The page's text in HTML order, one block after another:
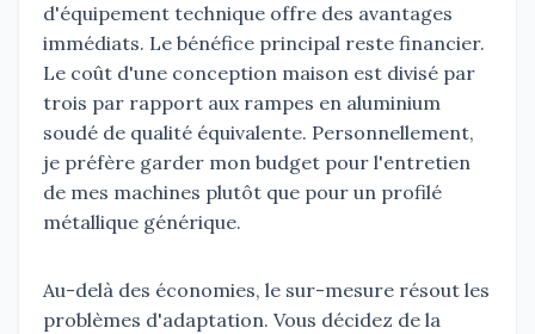
d'équipement technique offre des avantages
immédiats. Le bénéfice principal reste financier.
Le coût d'une conception maison est divisé par
trois par rapport aux rampes en aluminium
soudé de qualité équivalente. Personnellement,
je préfère garder mon budget pour l'entretien
de mes machines plutôt que pour un profilé
métallique générique.
Au-delà des économies, le sur-mesure résout les
problèmes d'adaptation. Vous décidez de la